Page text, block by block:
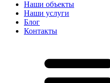
Наши объекты
Наши услуги
Блог
Контакты